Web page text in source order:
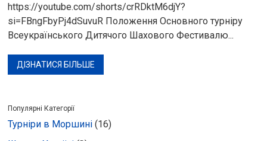
https://youtube.com/shorts/crRDktM6djY?
si=FBngFbyPj4dSuvuR Положення Основного турніру
Всеукраїнського Дитячого Шахового Фестивалю...
ДІЗНАТИСЯ БІЛЬШЕ
Популярні Категорії
Турніри в Моршині (16)